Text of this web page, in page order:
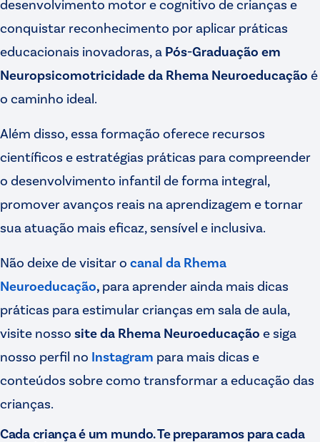
desenvolvimento motor e cognitivo de crianças e
conquistar reconhecimento por aplicar práticas
educacionais inovadoras, a Pós-Graduação em
Neuropsicomotricidade da Rhema Neuroeducação é
o caminho ideal.
Além disso, essa formação oferece recursos
científicos e estratégias práticas para compreender
o desenvolvimento infantil de forma integral,
promover avanços reais na aprendizagem e tornar
sua atuação mais eficaz, sensível e inclusiva.
Não deixe de visitar o canal da Rhema
Neuroeducação, para aprender ainda mais dicas
práticas para estimular crianças em sala de aula,
visite nosso site da Rhema Neuroeducação e siga
nosso perfil no Instagram para mais dicas e
conteúdos sobre como transformar a educação das
crianças.
Cada criança é um mundo. Te preparamos para cada